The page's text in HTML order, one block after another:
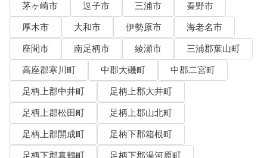
茅ヶ崎市
逗子市 三浦市
秦野市
厚木市
大和市 伊勢原市
海老名市
座間市
南足柄市 綾瀬市
三浦郡葉山町
高座郡寒川町
中郡大磯町
中郡二宮町
足柄上郡中井町
足柄上郡大井町
足柄上郡松田町
足柄上郡山北町
足柄上郡開成町
足柄下郡箱根町
足柄下郡真鶴町
足柄下郡湯河原町